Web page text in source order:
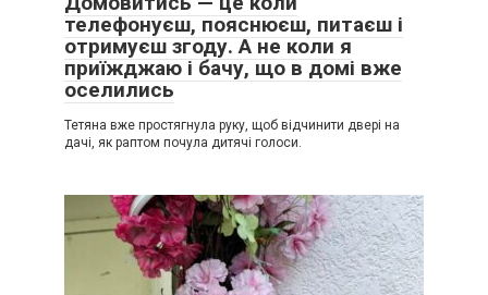
телефонуєш, пояснюєш, питаєш і
отримуєш згоду. А не коли я
приїжджаю і бачу, що в домі вже
оселились
Тетяна вже простягнула руку, щоб відчинити двері на
дачі, як раптом почула дитячі голоси.